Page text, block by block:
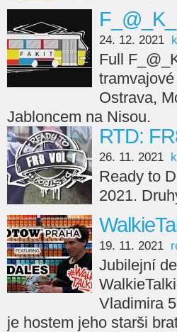
24. 12. 2021
Full
Ostrava,
Jabloncem na Nisou.
RTD:
26. 11. 2021
Ready to
2021.
19. 11. 2021
Jubilejní
Vladimira
je hostem jeho starši